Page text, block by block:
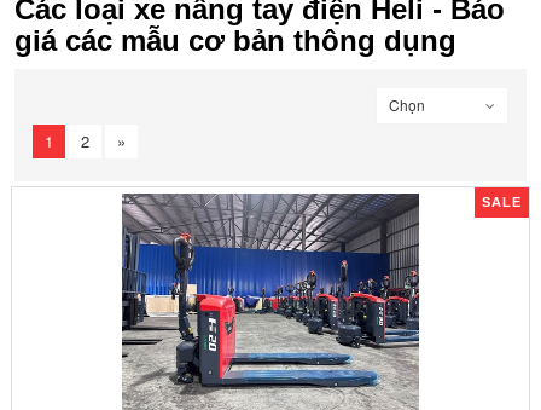
Các loại xe nâng tay điện Heli - Báo
giá các mẫu cơ bản thông dụng
Chọn
1 2 »
SALE